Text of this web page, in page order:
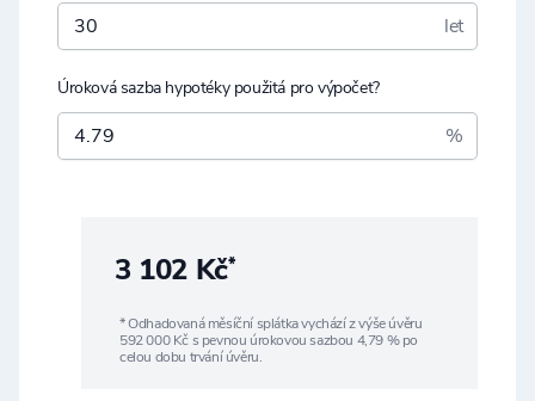
let
Úroková sazba hypotéky použitá pro výpočet?
%
3 102 Kč*
* Odhadovaná měsíční splátka vychází z výše úvěru
592 000Kč s pevnou úrokovou sazbou 4,79% po
celou dobu trvání úvěru.